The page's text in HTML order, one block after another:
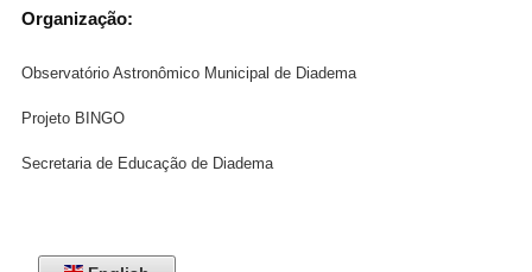
Organização:
Observatório Astronômico Municipal de Diadema
Projeto BINGO
Secretaria de Educação de Diadema